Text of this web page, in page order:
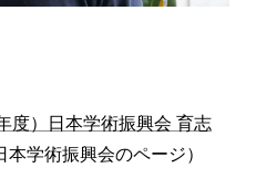
度）日本学術振興会 育志
本学術振興会のページ）